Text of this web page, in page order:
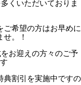
くいただいておりま
ご希望の方はお早めに
。！
お迎えの方々のご予
典割引を実施中ですの